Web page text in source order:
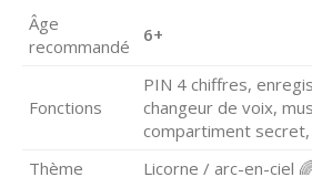
Âge
recommandé
6+
Fonctions
PIN 4 chiffres,
changeur de voix,
compartiment
Thème
Licorne / arc-en-ciel